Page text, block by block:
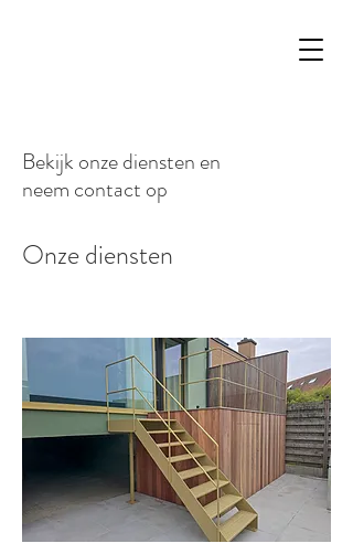
Bekijk onze diensten en
neem contact op
Onze diensten